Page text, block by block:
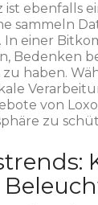
ebenfalls
sammeln
In einer
Bedenken
haben.
von
zu